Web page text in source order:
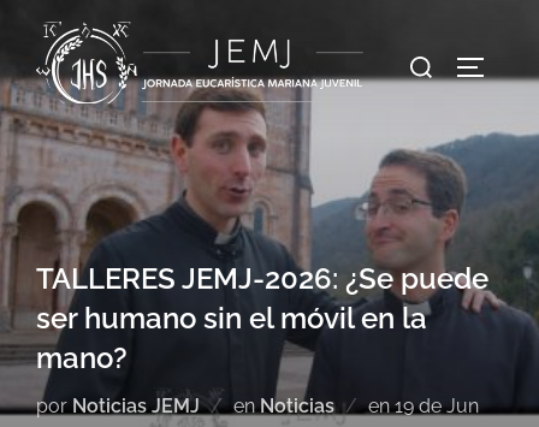
TALLERES JEMJ-2026: ¿Se puede
ser humano sin el móvil en la
mano?
porNoticias JEMJ enNoticias en19 de Jun